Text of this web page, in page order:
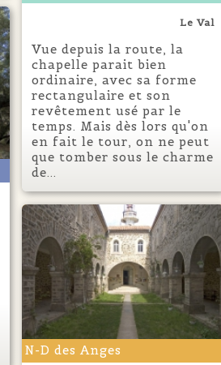
Le Val
Vue depuis la route, la
chapelle parait bien
ordinaire, avec sa forme
rectangulaire et son
revêtement usé par le
temps. Mais dès lors qu'on
en fait le tour, on ne peut
que tomber sous le charme
de...
N-D des Anges